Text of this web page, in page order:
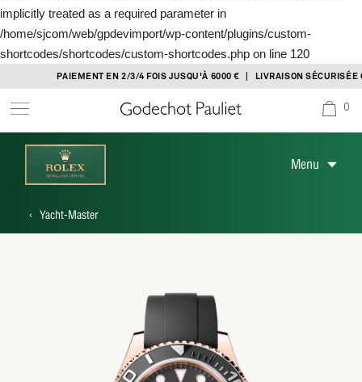
implicitly treated as a required parameter in
/home/sjcom/web/gpdevimport/wp-content/plugins/custom-
shortcodes/shortcodes/custom-shortcodes.php on line 120
to
content
PAIEMENT EN 2/3/4 FOIS JUSQU'À 6000 € | LIVRAISON SÉCURISÉE OFFERTE
0
Menu
‹ Yacht-Master